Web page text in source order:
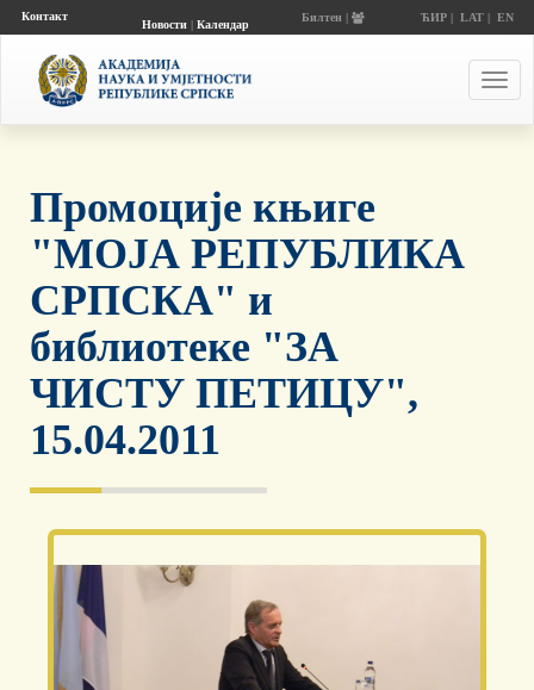
Контакт
Новости| Календар
Билтен | ЋИР| LAT| EN
Промоције књиге
"МОЈА РЕПУБЛИКА
СРПСКА" и
библиотеке "ЗА
ЧИСТУ ПЕТИЦУ",
15.04.2011